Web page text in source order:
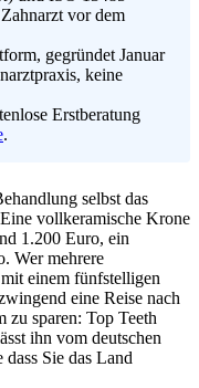
vor dem
gegründet Januar
keine
Erstberatung
.
selbst das
vollkeramische Krone
1.200 Euro, ein
Wer mehrere
einem fünfstelligen
eine Reise nach
zu sparen: Top Teeth
ihn vom deutschen
Sie das Land